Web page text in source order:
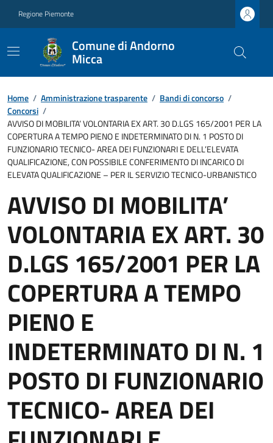
Regione Piemonte
Comune di Andorno
Micca
Home / Amministrazione trasparente / Bandi di concorso /
Concorsi /
AVVISO DI MOBILITA’ VOLONTARIA EX ART. 30 D.LGS 165/2001 PER LA
COPERTURA A TEMPO PIENO E INDETERMINATO DI N. 1 POSTO DI
FUNZIONARIO TECNICO- AREA DEI FUNZIONARI E DELL’ELEVATA
QUALIFICAZIONE, CON POSSIBILE CONFERIMENTO DI INCARICO DI
ELEVATA QUALIFICAZIONE – PER IL SERVIZIO TECNICO-URBANISTICO
AVVISO DI MOBILITA’
VOLONTARIA EX ART. 30
D.LGS 165/2001 PER LA
COPERTURA A TEMPO
PIENO E
INDETERMINATO DI N. 1
POSTO DI FUNZIONARIO
TECNICO- AREA DEI